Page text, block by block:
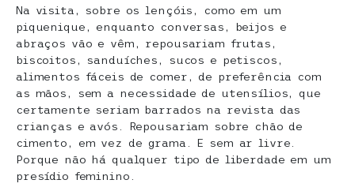
Na visita, sobre os lençóis, como em um
piquenique, enquanto conversas, beijos e
abraços vão e vêm, repousariam frutas,
biscoitos, sanduíches, sucos e petiscos,
alimentos fáceis de comer, de preferência com
as mãos, sem a necessidade de utensílios, que
certamente seriam barrados na revista das
crianças e avós. Repousariam sobre chão de
cimento, em vez de grama. E sem ar livre.
Porque não há qualquer tipo de liberdade em um
presídio feminino.